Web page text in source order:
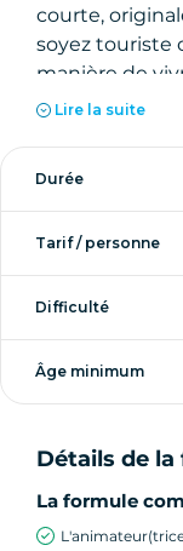
courte,
soyez touriste
manière de
en toute
Lire la suite
Durée
Tarif / personne
Difficulté
Âge minimum
Détails de
La formule